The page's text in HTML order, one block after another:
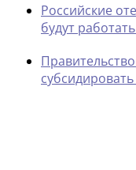
Российские
будут